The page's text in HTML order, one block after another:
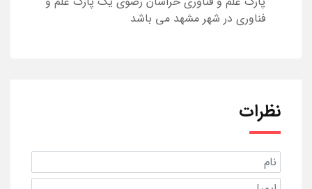
فناوری در شهر مشهد می باشد
نظرات